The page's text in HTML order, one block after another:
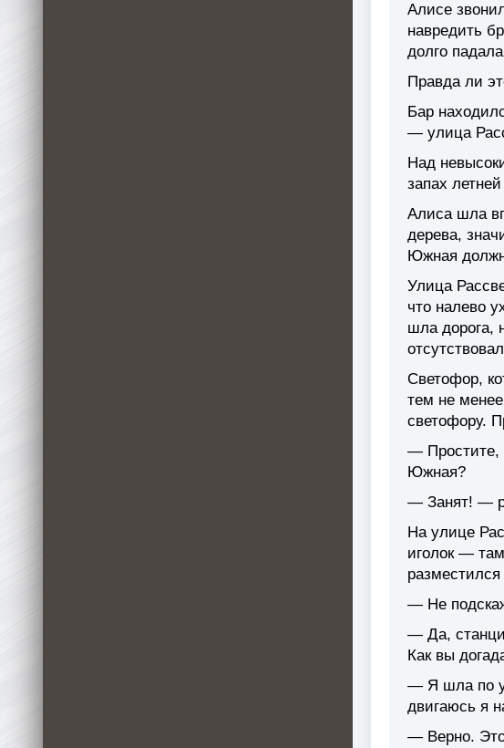
Алисе
навредить
долго
Правда ли
Бар
— улица
Над
запах
Алиса шла
дерева,
Южная
Улица
что налево
шла дорога,
Светофор,
тем не
светофору.
— Простите,
Южная?
— Занят! —
На улице
иголок —
— Не
— Да,
Как вы
— Я шла по
двигаюсь я
— Верно. Это